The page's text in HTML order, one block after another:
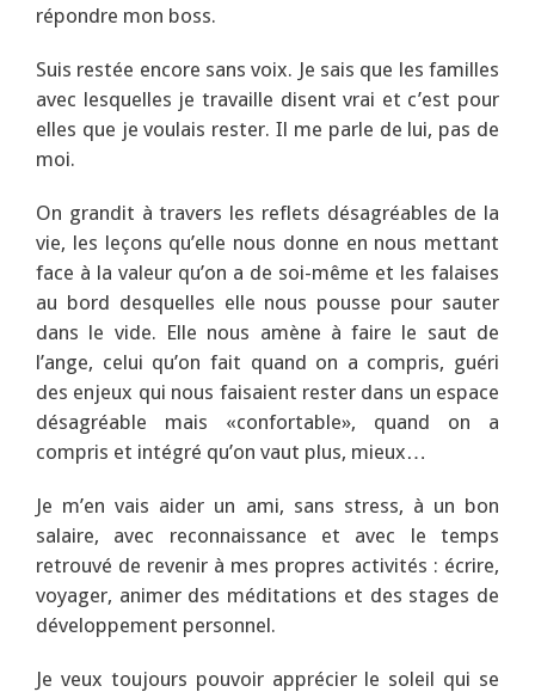
répondre mon boss.
Suis restée encore sans voix. Je sais que les familles
avec lesquelles je travaille disent vrai et c’est pour
elles que je voulais rester. Il me parle de lui, pas de
moi.
On grandit à travers les reflets désagréables de la
vie, les leçons qu’elle nous donne en nous mettant
face à la valeur qu’on a de soi-même et les falaises
au bord desquelles elle nous pousse pour sauter
dans le vide. Elle nous amène à faire le saut de
l’ange, celui qu’on fait quand on a compris, guéri
des enjeux qui nous faisaient rester dans un espace
désagréable mais «confortable», quand on a
compris et intégré qu’on vaut plus, mieux…
Je m’en vais aider un ami, sans stress, à un bon
salaire, avec reconnaissance et avec le temps
retrouvé de revenir à mes propres activités : écrire,
voyager, animer des méditations et des stages de
développement personnel.
Je veux toujours pouvoir apprécier le soleil qui se